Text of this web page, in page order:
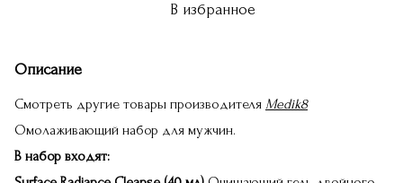
В избранное
Описание
Смотреть другие товары производителя Medik8
Омолаживающий набор для мужчин.
В набор входят: